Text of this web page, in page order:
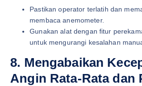
Pastikan operator terlatih dan
membaca anemometer.
Gunakan alat dengan fitur
untuk mengurangi kesalahan
8. Mengabaikan
Angin Rata-Rata dan